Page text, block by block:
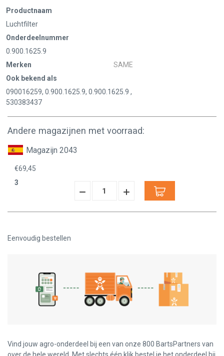
Productnaam
Luchtfilter
Onderdeelnummer
0.900.1625.9
Merken
SAME
Ook bekend als
090016259, 0.900.1625.9, 0.900.1625.9 ,
530383437
Andere magazijnen met voorraad:
Magazijn 2043
€69,45
3
Hoeveelheid
Verminderen:
Hoeveelheid
verhogen:
Eenvoudig bestellen
Vind jouw agro-onderdeel bij een van onze 800 BartsPartners van
over de hele wereld. Met slechts één klik bestel je het onderdeel bij